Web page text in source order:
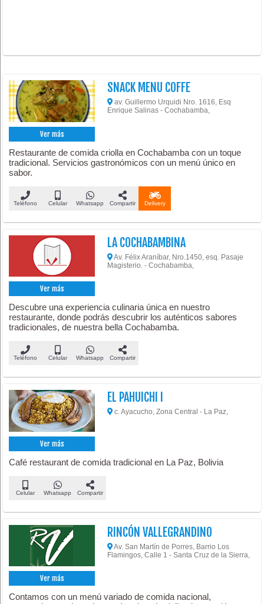
Ver más
SNACK MENU COFFE
av. Guillermo Urquidi Nro. 1616, Esq
Enrique Salinas - Cochabamba,
Restaurante de comida criolla en Cochabamba con un toque
tradicional. Servicios gastronómicos con un menú único en
sabor.
Teléfono Celular Whatsapp Compartir Delivery
Ver más
LA COCHABAMBINA
Av. Félix Araníbar, Nro.1450, esq. Pasaje
Magisterio. - Cochabamba,
Descubre una experiencia culinaria única en nuestro
restaurante, donde podrás descubrir los auténticos sabores
tradicionales, de nuestra bella Cochabamba.
Teléfono Celular Whatsapp Compartir
Ver más
EL PAHUICHI I
c. Ayacucho, Zona Central - La Paz,
Café restaurant de comida tradicional en La Paz, Bolivia
Celular Whatsapp Compartir
Ver más
RINCÓN VALLEGRANDINO
Av. San Martín de Porres, Barrio Los
Flamingos, Calle 1 - Santa Cruz de la Sierra,
Contamos con un menú variado de comida nacional,